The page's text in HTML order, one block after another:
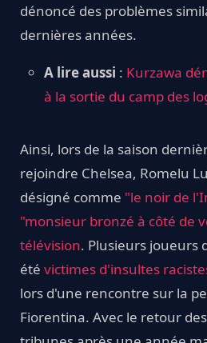
dénoncé des problèmes
dernières années.
A lire aussi : Kurzawa
à la sortie du camp des
Ainsi, lors de la saison
rejoindre Chelsea, Romelu
désigné comme "le noir de
"monsieur bronzé à côté de
télévision. Plusieurs joueurs
été victimes d'insultes
lors d'une rencontre sur la
Fiorentina. Avec le retour